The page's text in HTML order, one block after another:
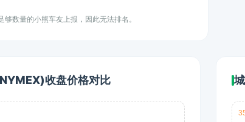
数量的小熊车友上报，因此无法排名。
收盘价格对比